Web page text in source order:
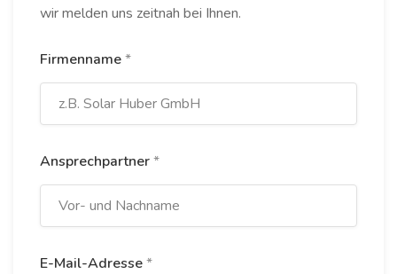
wir melden uns zeitnah bei Ihnen.
Firmenname*
Ansprechpartner*
E-Mail-Adresse*